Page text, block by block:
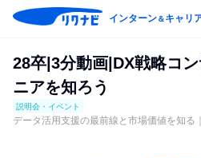
インターン＆キャリ
28卒|3分動画|DX戦略コ
ニアを知ろう
説明会・イベント
データ活用支援の最前線と市場価値を知る